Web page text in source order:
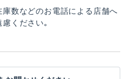
数などのお電話による店舗へ
ください｡